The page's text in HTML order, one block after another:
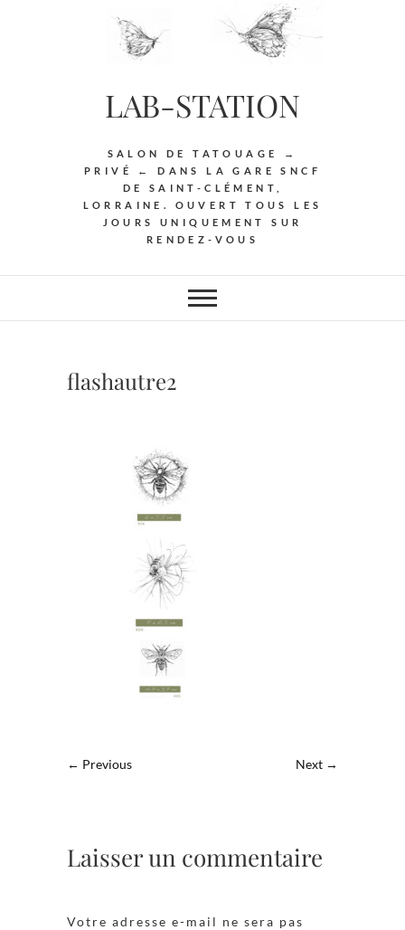
LAB-STATION
SALON DE TATOUAGE →
PRIVÉ ← DANS LA GARE SNCF
DE SAINT-CLÉMENT,
LORRAINE. OUVERT TOUS LES
JOURS UNIQUEMENT SUR
RENDEZ-VOUS
flashautre2
← Previous Next →
Laisser un commentaire
Votre adresse e-mail ne sera pas